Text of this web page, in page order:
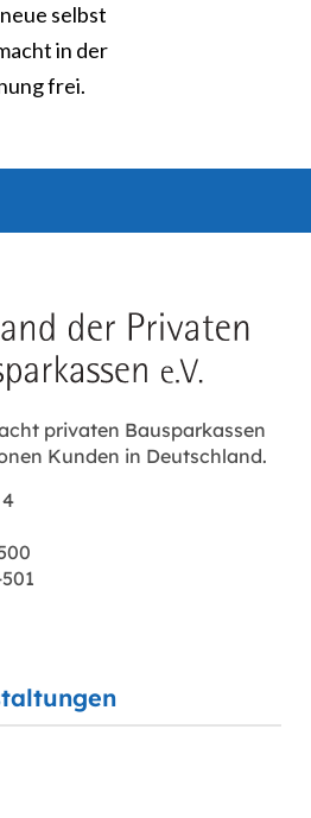
selbst
in der
frei.
privaten Bausparkassen
Kunden in Deutschland.